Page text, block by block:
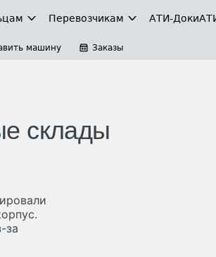
Перевозчикам АТИ-Доки
машину Заказы
склады
за